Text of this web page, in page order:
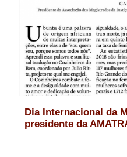
Dia Internacional da
presidente da